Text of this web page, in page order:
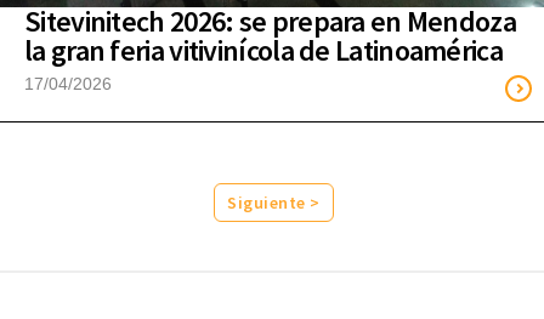
Sitevinitech 2026: se prepara en Mendoza
la gran feria vitivinícola de Latinoamérica
17/04/2026
Siguiente >